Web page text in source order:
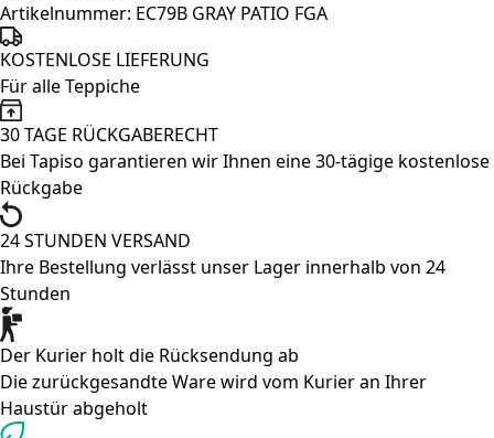
Artikelnummer: EC79B GRAY PATIO FGA
KOSTENLOSE LIEFERUNG
Für alle Teppiche
30 TAGE RÜCKGABERECHT
Bei Tapiso garantieren wir Ihnen eine 30-tägige kostenlose
Rückgabe
24 STUNDEN VERSAND
Ihre Bestellung verlässt unser Lager innerhalb von 24
Stunden
Der Kurier holt die Rücksendung ab
Die zurückgesandte Ware wird vom Kurier an Ihrer
Haustür abgeholt